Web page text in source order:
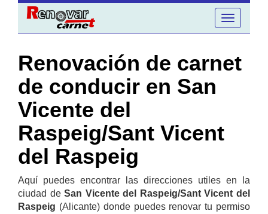
Toggle
navigation
Renovación de carnet
de conducir en San
Vicente del
Raspeig/Sant Vicent
del Raspeig
Aquí puedes encontrar las direcciones utiles en la
ciudad deSan Vicente del Raspeig/Sant Vicent del
Raspeig (Alicante) donde puedes renovar tu permiso